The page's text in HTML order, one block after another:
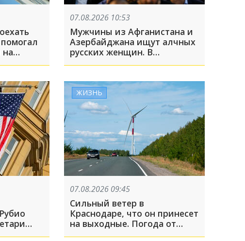
07.08.2026 10:53
Мужчины из Афганистана и
Азербайджана ищут алчных
русских женщин. В
Ростовской области начали
из-за фиктивных браков
ЖИЗНЬ
07.08.2026 09:45
Сильный ветер в
Краснодаре, что он принесет
на выходные. Погода от